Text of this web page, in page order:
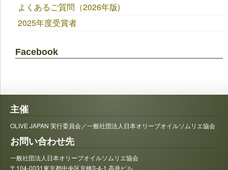
よくあるご質問（2026年版)
2025年度受賞者
Facebook
主催
OLIVE JAPAN 実行委員会／一般社団法人日本オリーブオイルソムリエ協会
お問い合わせ先
一般社団法人日本オリーブオイルソムリエ協会
〒104-0031東京都中央区京橋3-4-1 高井ビル